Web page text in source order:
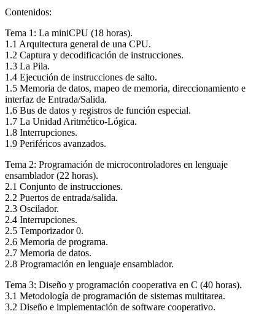
Contenidos:
Tema 1: La miniCPU (18 horas).
1.1 Arquitectura general de una CPU.
1.2 Captura y decodificación de instrucciones.
1.3 La Pila.
1.4 Ejecución de instrucciones de salto.
1.5 Memoria de datos, mapeo de memoria, direccionamiento e
interfaz de Entrada/Salida.
1.6 Bus de datos y registros de función especial.
1.7 La Unidad Aritmético-Lógica.
1.8 Interrupciones.
1.9 Periféricos avanzados.
Tema 2: Programación de microcontroladores en lenguaje
ensamblador (22 horas).
2.1 Conjunto de instrucciones.
2.2 Puertos de entrada/salida.
2.3 Oscilador.
2.4 Interrupciones.
2.5 Temporizador 0.
2.6 Memoria de programa.
2.7 Memoria de datos.
2.8 Programación en lenguaje ensamblador.
Tema 3: Diseño y programación cooperativa en C (40 horas).
3.1 Metodología de programación de sistemas multitarea.
3.2 Diseño e implementación de software cooperativo.